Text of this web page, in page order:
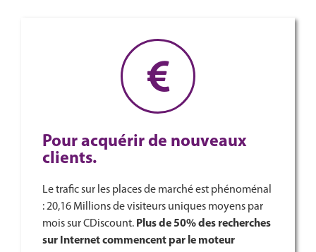
Pour acquérir de nouveaux
clients.
Le trafic sur les places de marché est phénoménal
: 20,16 Millions de visiteurs uniques moyens par
mois sur CDiscount. Plus de 50% des recherches
sur Internet commencent par le moteur